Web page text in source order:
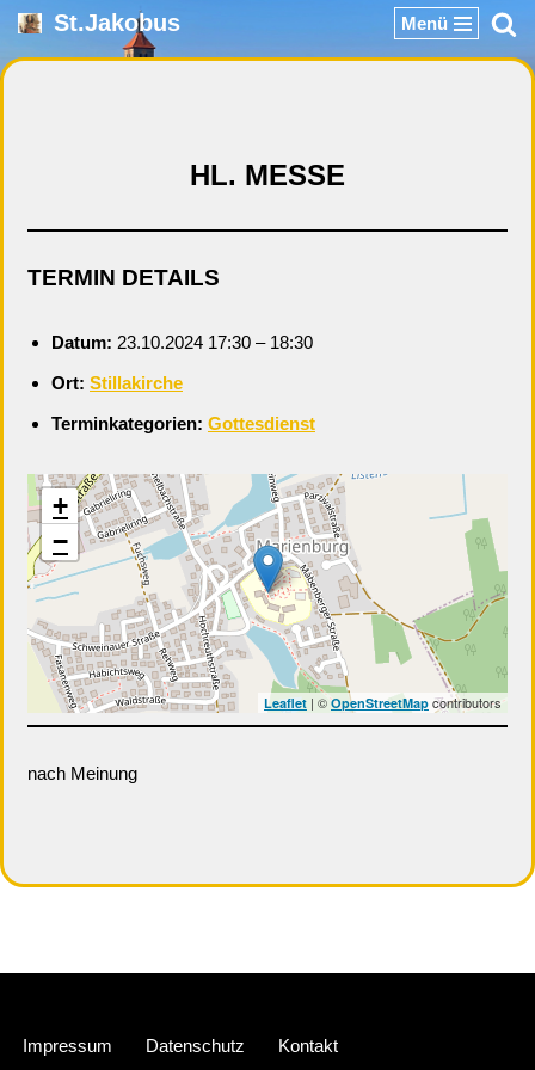
Zum
St.Jakobus Menü
HL. MESSE
TERMIN DETAILS
Datum: 23.10.2024 17:30 – 18:30
Ort: Stillakirche
Terminkategorien: Gottesdienst
+
−
Leaflet | ©OpenStreetMap contributors
nach Meinung
Impressum Datenschutz Kontakt